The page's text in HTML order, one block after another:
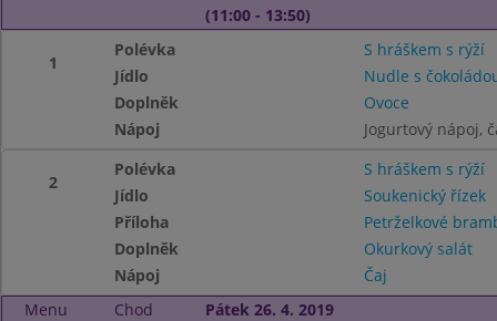
(11:00 - 13:50)
1
Polévka
S hráškem s rýží
Jídlo
Nudle s
Doplněk
Ovoce
Nápoj
Jogurtový nápoj,
2
Polévka
S hráškem s rýží
Jídlo
Soukenický řízek
Příloha
Petrželkové
Doplněk
Okurkový salát
Nápoj
Čaj
Menu
Chod
Pátek 26. 4. 2019